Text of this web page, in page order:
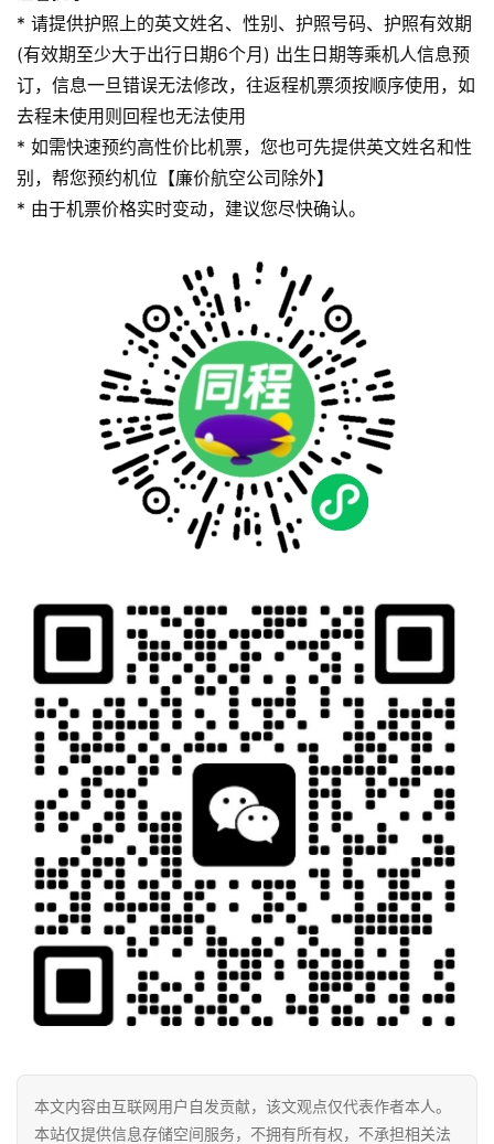
* 请提供护照上的英文姓名、性别、护照号码、护照有效期
(有效期至少大于出行日期6个月) 出生日期等乘机人信息预
订，信息一旦错误无法修改，往返程机票须按顺序使用，如
去程未使用则回程也无法使用
* 如需快速预约高性价比机票，您也可先提供英文姓名和性
别，帮您预约机位【廉价航空公司除外】
* 由于机票价格实时变动，建议您尽快确认。
本文内容由互联网用户自发贡献，该文观点仅代表作者本人。
本站仅提供信息存储空间服务，不拥有所有权，不承担相关法